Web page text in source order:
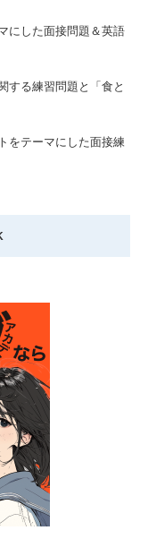
にした面接問題＆英語
する練習問題と「食と
をテーマにした面接練